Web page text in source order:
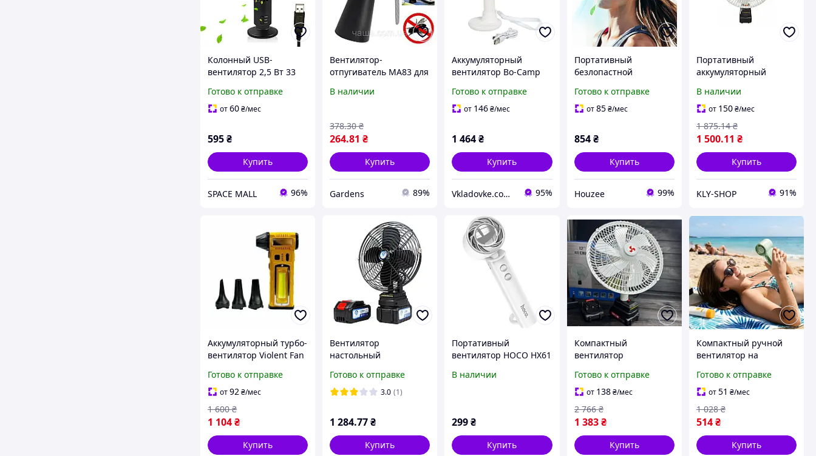
Колонный USB-
вентилятор 2,5 Вт 33
Готово к отправке
от60₴/мес
595₴
Купить
SPACE MALL 96%
Вентилятор-
отпугиватель МА83 для
время отдыха на
хорошая цена
В наличии
264.81 ₴
378.30 ₴
Купить
Gardens 89%
Аккумуляторный
вентилятор Bo-Camp
Holder White 3
скорости 1200 мАч
Готово к отправке
от 146₴/мес
1 464₴
Купить
Vkladovke.com.ua 95%
Портативный
безлопастной
Hands Free для
путешествий и
и USB зарядкой
Готово к отправке
от85 ₴/мес
854 ₴
Купить
Houzee 99%
Портативный
аккумуляторный
VAP-12 для кемпинга и
отдыха на природе
В наличии
от 150₴/мес
1 500.11 ₴
1 875.14 ₴
Купить
KLY-SHOP 91%
Аккумуляторный турбо-
вентилятор Violent Fan
спутник для отдыха на
природе и бытовых
нужд
Готово к отправке
от92₴/мес
1 104₴
1 600 ₴
Купить
Вентилятор
настольный
8" с автоповоротом,
USB и 2 АКБ 21В
Готово к отправке
3.0 (1)
1 284.77₴
Купить
Портативный
вентилятор HOCO HX61
охлаждения на улице
В наличии
299₴
Купить
Компактный
вентилятор
АКБ для отдыха на
природе
Готово к отправке
от 138 ₴/мес
1 383 ₴
2 766 ₴
Купить
Компактный ручной
вентилятор на
отдыха на природе
SIM-79
Готово к отправке
от51 ₴/мес
514₴
1 028 ₴
Купить